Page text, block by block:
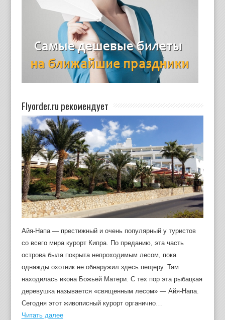
Flyorder.ru рекомендует
Айя-Напа — престижный и очень популярный у туристов
со всего мира курорт Кипра. По преданию, эта часть
острова была покрыта непроходимым лесом, пока
однажды охотник не обнаружил здесь пещеру. Там
находилась икона Божьей Матери. С тех пор эта рыбацкая
деревушка называется «священным лесом» — Айя-Напа.
Сегодня этот живописный курорт органично…
Читать далее